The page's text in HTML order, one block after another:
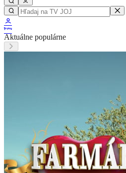
Aktuálne populárne